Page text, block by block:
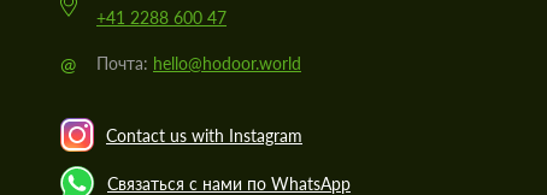
+41 2288 600 47
@ Почта: hello@hodoor.world
Contact us with Instagram
Связаться с нами по WhatsApp